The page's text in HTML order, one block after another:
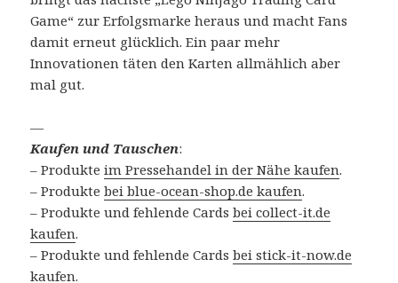
Game“ zur Erfolgsmarke heraus und macht Fans
damit erneut glücklich. Ein paar mehr
Innovationen täten den Karten allmählich aber
mal gut.
—
Kaufen und Tauschen:
– Produkteim Pressehandel in der Nähe kaufen.
– Produktebei blue-ocean-shop.de kaufen.
– Produkte und fehlende Cardsbei collect-it.de
kaufen.
– Produkte und fehlende Cardsbei stick-it-now.de
kaufen.